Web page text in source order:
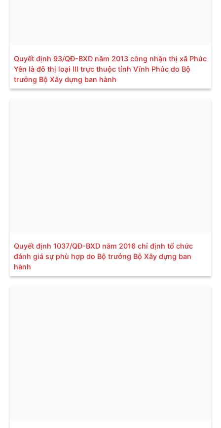
Quyết định 93/QĐ-BXD năm 2013 công nhận thị xã Phúc
Yên là đô thị loại III trực thuộc tỉnh Vĩnh Phúc do Bộ
trưởng Bộ Xây dựng ban hành
Quyết định 1037/QĐ-BXD năm 2016 chỉ định tổ chức
đánh giá sự phù hợp do Bộ trưởng Bộ Xây dựng ban
hành